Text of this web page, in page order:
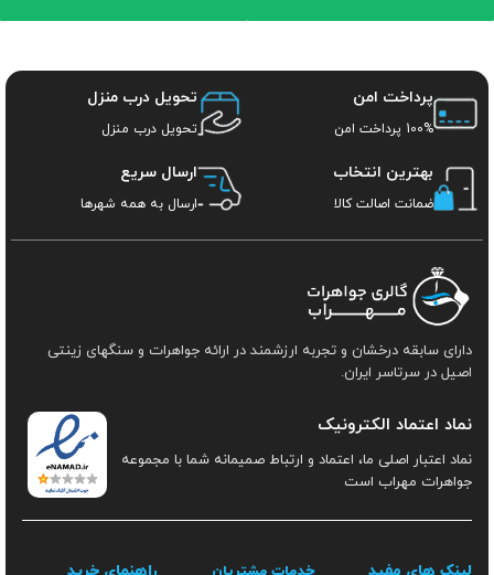
پرداخت امن
100% پرداخت امن
تحویل درب منزل
تحویل درب منزل
بهترین انتخاب
ضمانت اصالت کالا
ارسال سریع
ارسال به همه شهرها
دارای سابقه درخشان و تجربه ارزشمند در ارائه جواهرات و سنگهای زینتی
اصیل در سرتاسر ایران.
نماد اعتماد الکترونیک
نماد اعتبار اصلی ما، اعتماد و ارتباط صمیمانه شما با مجموعه
جواهرات مهراب است